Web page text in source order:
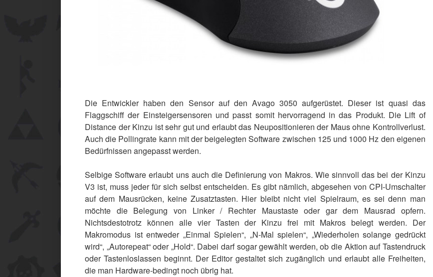
Die Entwickler haben den Sensor auf den Avago 3050 aufgerüstet. Dieser ist quasi das
Flaggschiff der Einsteigersensoren und passt somit hervorragend in das Produkt. Die Lift of
Distance der Kinzu ist sehr gut und erlaubt das Neupositionieren der Maus ohne Kontrollverlust.
Auch die Pollingrate kann mit der beigelegten Software zwischen 125 und 1000 Hz den eigenen
Bedürfnissen angepasst werden.
Selbige Software erlaubt uns auch die Definierung von Makros. Wie sinnvoll das bei der Kinzu
V3 ist, muss jeder für sich selbst entscheiden. Es gibt nämlich, abgesehen von CPI-Umschalter
auf dem Mausrücken, keine Zusatztasten. Hier bleibt nicht viel Spielraum, es sei denn man
möchte die Belegung von Linker / Rechter Maustaste oder gar dem Mausrad opfern.
Nichtsdestotrotz können alle vier Tasten der Kinzu frei mit Makros belegt werden. Der
Makromodus ist entweder „Einmal Spielen“, „N-Mal spielen“, „Wiederholen solange gedrückt
wird“, „Autorepeat“ oder „Hold“. Dabei darf sogar gewählt werden, ob die Aktion auf Tastendruck
oder Tastenloslassen beginnt. Der Editor gestaltet sich zugänglich und erlaubt alle Freiheiten,
die man Hardware-bedingt noch übrig hat.